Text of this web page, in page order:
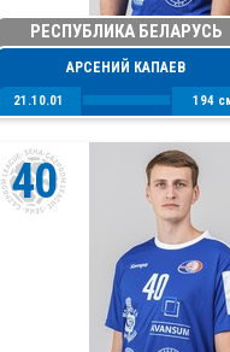
РЕСПУБЛИКА БЕЛАРУСЬ
АРСЕНИЙ КАПАЕВ
21.10.01 194
40